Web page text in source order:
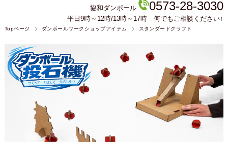
協和ダンボール 0573-28-3030
平日9時～12時/13時～17時 何でもご相談ください↑
Topページ ダンボールワークショップアイテム スタンダードクラフト